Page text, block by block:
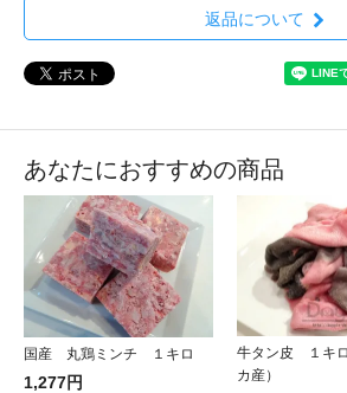
返品について
あなたにおすすめの商品
国産 丸鶏ミンチ １キロ
1,277円
牛タン皮 １キ
カ産）